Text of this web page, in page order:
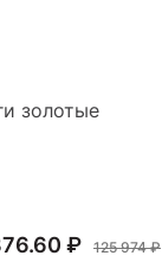
золотые
₽ 125 974 ₽